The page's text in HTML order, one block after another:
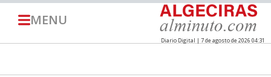
MENU
Diario Digital | 7 de agosto de 2026 04:31